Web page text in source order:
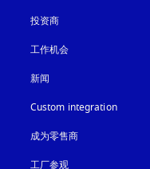
投资商
工作机会
新闻
Custom integration
成为零售商
工厂参观